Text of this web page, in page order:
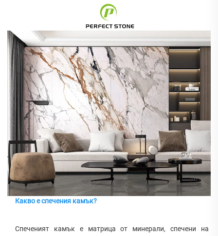
Какво е спечения камък?
Спеченият камък е матрица от минерали, спечени на